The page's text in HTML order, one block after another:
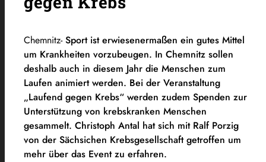
Chemnitz-Sport ist erwiesenermaßen ein gutes Mittel
um Krankheiten vorzubeugen. In Chemnitz sollen
deshalb auch in diesem Jahr die Menschen zum
Laufen animiert werden. Bei der Veranstaltung
„Laufend gegen Krebs“ werden zudem Spenden zur
Unterstützung von krebskranken Menschen
gesammelt. Christoph Antal hat sich mit Ralf Porzig
von der Sächsichen Krebsgesellschaft getroffen um
mehr über das Event zu erfahren.